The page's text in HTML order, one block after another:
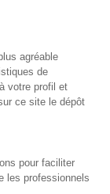
agréable
de
votre profil et
ce site le dépôt
pour faciliter
les professionnels